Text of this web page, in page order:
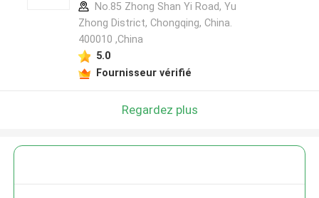
No.85 Zhong Shan Yi Road, Yu
Zhong District, Chongqing, China.
400010 ,China
5.0
Fournisseur vérifié
Regardez plus